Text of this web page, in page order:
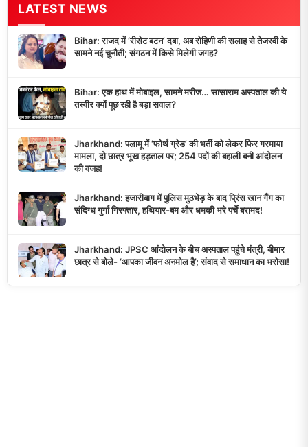
LATEST NEWS
Bihar: राजद में ‘रीसेट बटन’ दबा, अब रोहिणी की सलाह से तेजस्वी के
सामने नई चुनौती; संगठन में किसे मिलेगी जगह?
Bihar: एक हाथ में मोबाइल, सामने मरीज… सासाराम अस्पताल की ये
तस्वीर क्यों पूछ रही है बड़ा सवाल?
Jharkhand: पलामू में ‘फोर्थ ग्रेड’ की भर्ती को लेकर फिर गरमाया
मामला, दो छात्र भूख हड़ताल पर; 254 पदों की बहाली बनी आंदोलन
की वजह!
Jharkhand: हजारीबाग में पुलिस मुठभेड़ के बाद प्रिंस खान गैंग का
संदिग्ध गुर्गा गिरफ्तार, हथियार-बम और धमकी भरे पर्चे बरामद!
Jharkhand: JPSC आंदोलन के बीच अस्पताल पहुंचे मंत्री, बीमार
छात्र से बोले- ‘आपका जीवन अनमोल है’; संवाद से समाधान का भरोसा!